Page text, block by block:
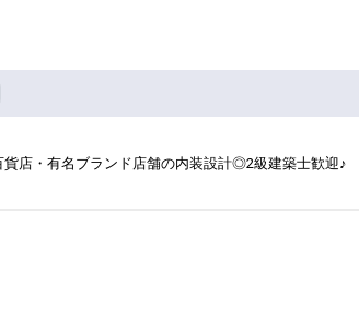
貨店・有名ブランド店舗の内装設計◎2級建築士歓迎♪